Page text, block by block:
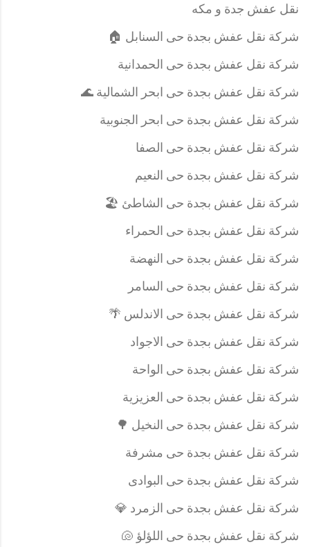
نقل عفش جدة و مكه
شركة نقل عفش بجدة حى السنابل 🏠
شركة نقل عفش بجدة حى الحمدانية
شركة نقل عفش بجدة حى ابحر الشمالية 🌊
شركة نقل عفش بجدة حى ابحر الجنوبية
شركة نقل عفش بجدة حى الصفا
شركة نقل عفش بجدة حى النعيم
شركة نقل عفش بجدة حى الشاطئ 🏖️
شركة نقل عفش بجدة حى الحمراء
شركة نقل عفش بجدة حى النهضة
شركة نقل عفش بجدة حى السامر
شركة نقل عفش بجدة حى الاندلس 🌴
شركة نقل عفش بجدة حى الاجواد
شركة نقل عفش بجدة حى الواحة
شركة نقل عفش بجدة حى العزيزية
شركة نقل عفش بجدة حى النخيل 🌳
شركة نقل عفش بجدة حى مشرفة
شركة نقل عفش بجدة حى البوادى
شركة نقل عفش بجدة حى الزمرد 💎
شركة نقل عفش بجدة حى اللؤلؤ 🐚